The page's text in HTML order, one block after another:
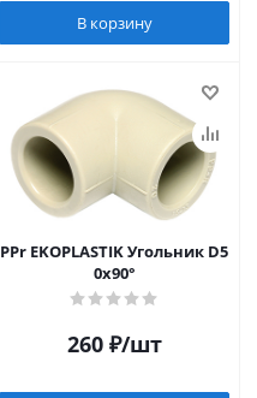
В корзину
PPr EKOPLASTIK Угольник D5
0х90°
260₽/шт